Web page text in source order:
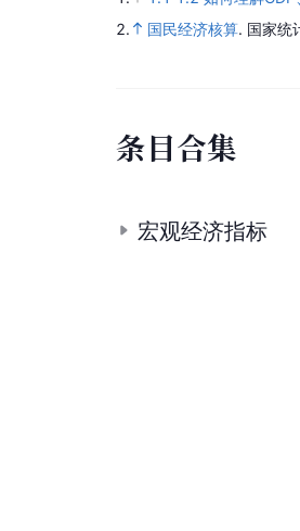
2.
国民经济核算. 国家统
条目合集
宏观经济指标